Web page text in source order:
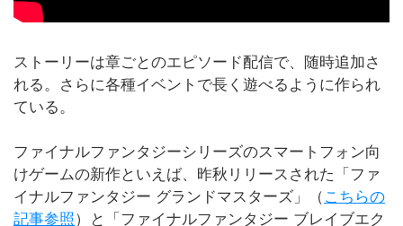
ストーリーは章ごとのエピソード配信で、随時追加さ
れる。さらに各種イベントで長く遊べるように作られ
ている。
ファイナルファンタジーシリーズのスマートフォン向
けゲームの新作といえば、昨秋リリースされた「ファ
イナルファンタジー グランドマスターズ」（ こちらの
記事参照 ）と「ファイナルファンタジー ブレイブエク